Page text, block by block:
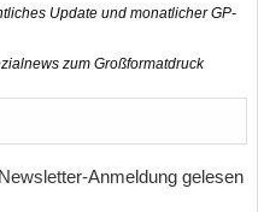
Update und monatlicher GP-
zum Großformatdruck
Anmeldung gelesen